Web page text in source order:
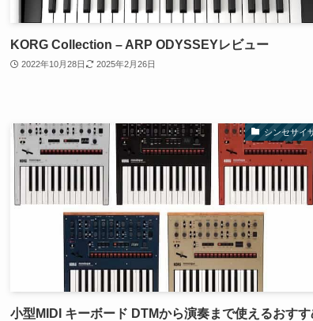
KORG Collection – ARP ODYSSEYレビュー
2022年10月28日 2025年2月26日
シンセサイ
小型MIDI キーボード DTMから演奏まで使えるおす